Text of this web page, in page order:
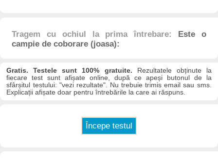
Tragem cu ochiul la prima întrebare:
Este o
campie de coborare (joasa):
Gratis. Testele sunt 100% gratuite. Rezultatele obținute la
fiecare test sunt afișate online, după ce apeși butonul de la
sfârșitul testului: "vezi rezultate". Nu trebuie trimis email sau sms.
Explicații afișate doar pentru întrebările la care ai răspuns.